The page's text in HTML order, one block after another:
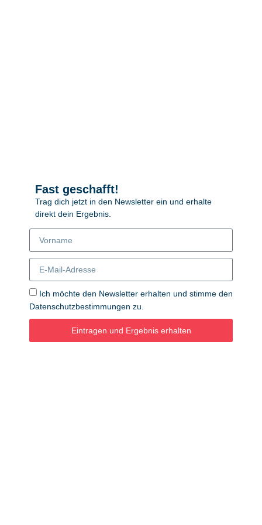
Fast geschafft!
Trag dich jetzt in den Newsletter ein und erhalte
direkt dein Ergebnis.
Ich möchte den Newsletter erhalten und stimme den
Datenschutzbestimmungen zu.
Eintragen und Ergebnis erhalten